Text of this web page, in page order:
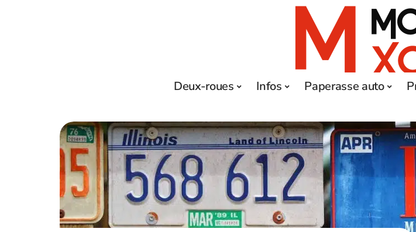
Deux-roues Infos Paperasse auto